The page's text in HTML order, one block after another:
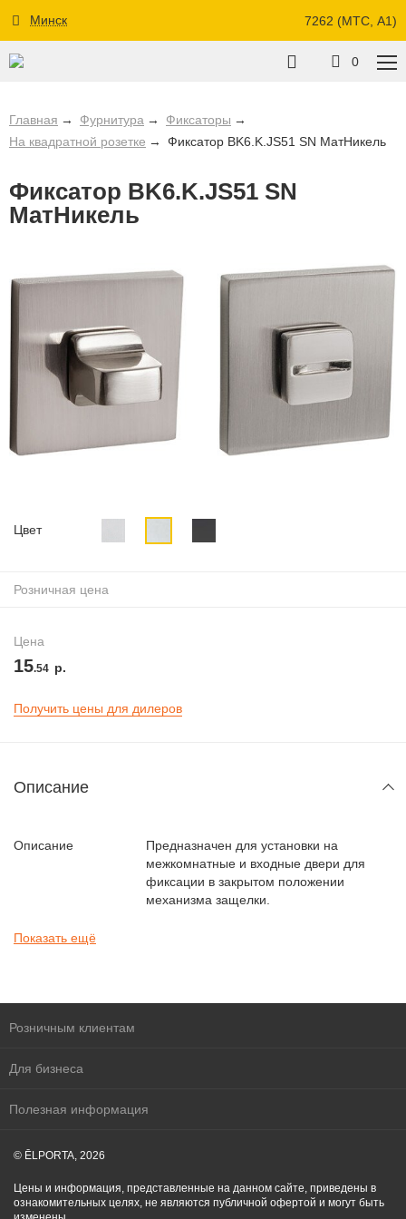
Минск 7262 (МТС, A1)
0
Главная Фурнитура
Фиксаторы
На квадратной розетке
Фиксатор BK6.K.JS51 SN МатНикель
Фиксатор BK6.K.JS51 SN
МатНикель
Цвет
Розничная цена
Цена
15.54 р.
Получить цены для дилеров
Описание
Описание
Предназначен для установки на
межкомнатные и входные двери для
фиксации в закрытом положении
механизма защелки.
Показать ещё
Розничным клиентам
Для бизнеса
Полезная информация
© ĒLPORTA, 2026
Цены и информация, представленные на данном сайте, приведены в
ознакомительных целях, не являются публичной офертой и могут быть